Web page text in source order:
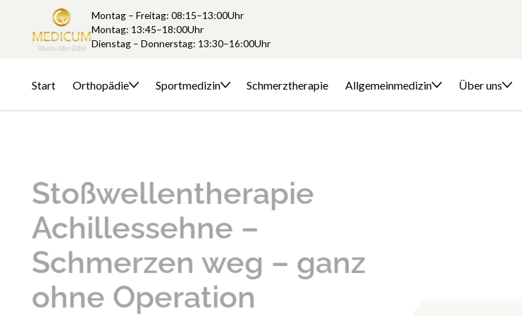
Montag – Freitag: 08:15–13:00Uhr
Montag: 13:45–18:00Uhr
Dienstag – Donnerstag: 13:30–16:00Uhr
Start Orthopädie Sportmedizin Schmerztherapie Allgemeinmedizin Über uns
Stoßwellentherapie
Achillessehne –
Schmerzen weg – ganz
ohne Operation